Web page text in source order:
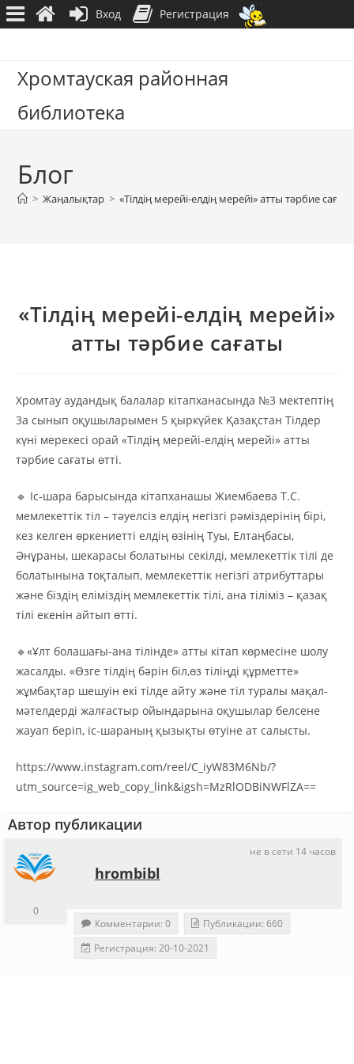
содержимому
Хромтауская районная
библиотека
Блог
> Жаңалықтар > «Тілдің мерейі-елдің мерейі» атты тәрбие
«Тілдің мерейі-елдің мерейі»
атты тәрбие сағаты
Хромтау аудандық балалар кітапханасында №3 мектептің
3а сынып оқушыларымен 5 қыркүйек Қазақстан Тілдер
күні мерекесі орай «Тілдің мерейі-елдің мерейі» атты
тәрбие сағаты өтті.
🔹 Іс-шара барысында кітапханашы Жиембаева Т.С.
мемлекеттік тіл – тәуелсіз елдің негізгі рәміздерінің бірі,
кез келген өркениетті елдің өзінің Туы, Елтаңбасы,
Әнұраны, шекарасы болатыны секілді, мемлекеттік тілі де
болатынына тоқталып, мемлекеттік негізгі атрибуттары
және біздің еліміздің мемлекеттік тілі, ана тіліміз – қазақ
тілі екенін айтып өтті.
🔹«Ұлт болашағы-ана тілінде» атты кітап көрмесіне шолу
жасалды. «Өзге тілдің бәрін біл,өз тіліңді құрметте»
жұмбақтар шешуін екі тілде айту және тіл туралы мақал-
мәтелдерді жалғастыр ойындарына оқушылар белсене
жауап беріп, іс-шараның қызықты өтуіне ат салысты.
https://www.instagram.com/reel/C_iyW83M6Nb/?
utm_source=ig_web_copy_link&igsh=MzRlODBiNWFlZA==
Автор публикации
не в сети 14 часов
hrombibl
0
Комментарии: 0
Публикации: 660
Регистрация: 20-10-2021
Вход Регистрация